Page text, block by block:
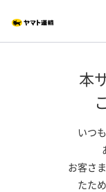
本
いつ
お客さ
たた